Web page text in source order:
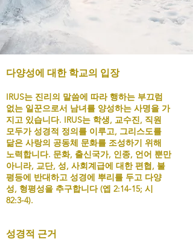
다양성에 대한 학교의 입장
IRUS는 진리의 말씀에 따라 행하는 부끄럼
없는 일꾼으로서 남녀를 양성하는 사명을 가
지고 있습니다. IRUS는 학생, 교수진, 직원
모두가 성경적 정의를 이루고, 그리스도를
닮은 사랑의 공동체 문화를 조성하기 위해
노력합니다. 문화, 출신국가, 인종, 언어 뿐만
아니라, 교단, 성, 사회계급에 대한 편협, 불
평등에 반대하고 성경에 뿌리를 두고 다양
성, 형평성을 추구합니다 (엡 2:14-15; 시
82:3-4).
성경적 근거